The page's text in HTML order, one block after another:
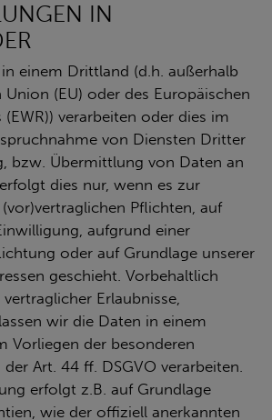
IN
einem Drittland (d.h. außerhalb
Union (EU) oder des Europäischen
verarbeiten oder dies im
von Diensten Dritter
bzw. Übermittlung von Daten an
dies nur, wenn es zur
Pflichten, auf
aufgrund einer
oder auf Grundlage unserer
geschieht. Vorbehaltlich
Erlaubnisse,
wir die Daten in einem
Vorliegen der besonderen
Art. 44 ff. DSGVO verarbeiten.
erfolgt z.B. auf Grundlage
wie der offiziell anerkannten